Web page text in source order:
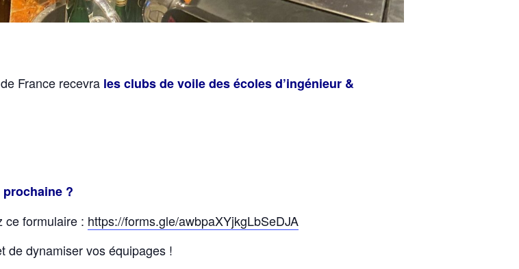
France recevra les clubs de voile des écoles d’ingénieur &
?
ce formulaire : https://forms.gle/awbpaXYjkgLbSeDJA
de dynamiser vos équipages !